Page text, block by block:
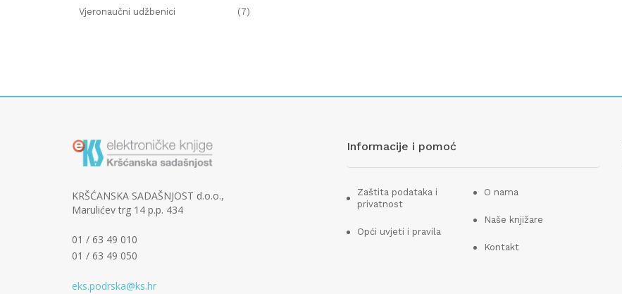
Vjeronaučni udžbenici (7)
KRŠĆANSKA SADAŠNJOST d.o.o.,
Marulićev trg 14 p.p. 434
01 / 63 49 010
01 / 63 49 050
eks.podrska@ks.hr
Informacije i pomoć
Zaštita podataka i
privatnost
Opći uvjeti i pravila
O nama
Naše knjižare
Kontakt